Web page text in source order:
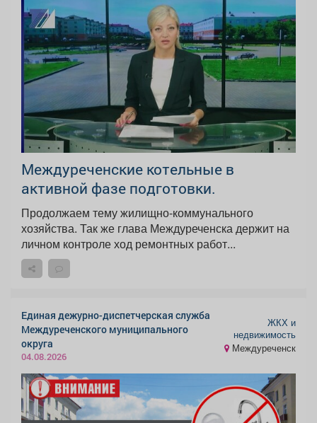
Междуреченские котельные в
активной фазе подготовки.
Продолжаем тему жилищно-коммунального
хозяйства. Так же глава Междуреченска держит на
личном контроле ход ремонтных работ...
Единая дежурно-диспетчерская служба
Междуреченского муниципального
округа
04.08.2026
ЖКХ и
недвижимость
Междуреченск